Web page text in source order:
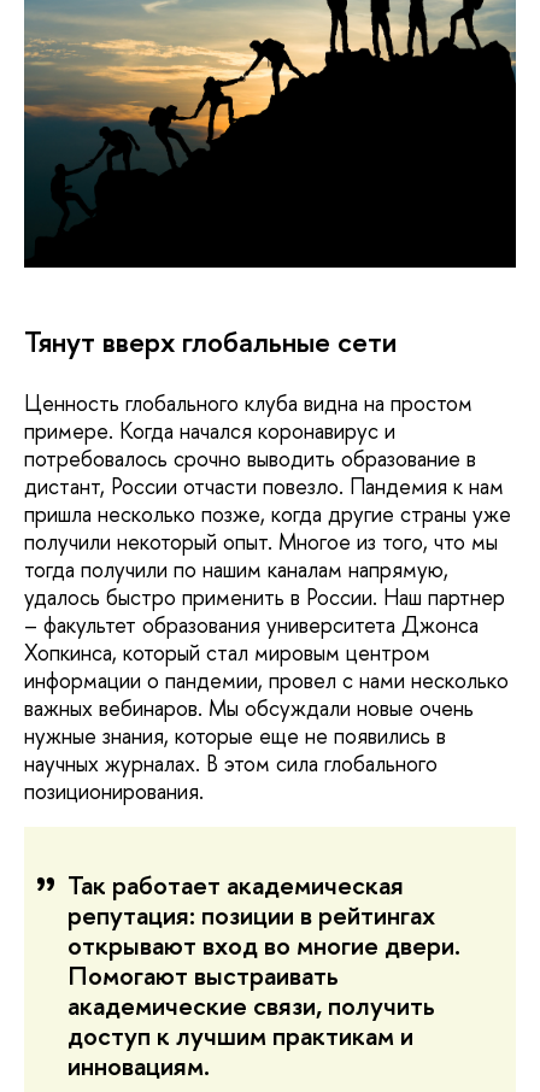
Тянут вверх глобальные сети
Ценность глобального клуба видна на простом
примере. Когда начался коронавирус и
потребовалось срочно выводить образование в
дистант, России отчасти повезло. Пандемия к нам
пришла несколько позже, когда другие страны уже
получили некоторый опыт. Многое из того, что мы
тогда получили по нашим каналам напрямую,
удалось быстро применить в России. Наш партнер
– факультет образования университета Джонса
Хопкинса, который стал мировым центром
информации о пандемии, провел с нами несколько
важных вебинаров. Мы обсуждали новые очень
нужные знания, которые еще не появились в
научных журналах. В этом сила глобального
позиционирования.
Так работает академическая
репутация: позиции в рейтингах
открывают вход во многие двери.
Помогают выстраивать
академические связи, получить
доступ к лучшим практикам и
инновациям.